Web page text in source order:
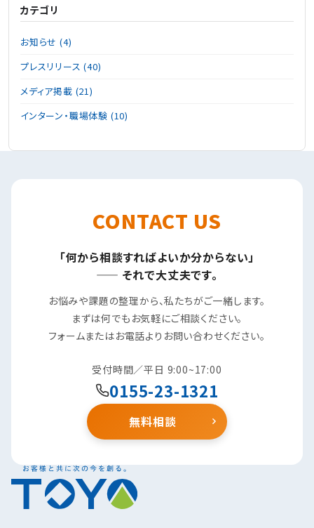
カテゴリ
お知らせ (4)
プレスリリース (40)
メディア掲載 (21)
インターン・職場体験 (10)
CONTACT US
「何から相談すればよいか分からない」
—— それで大丈夫です。
お悩みや課題の整理から、私たちがご一緒します。
まずは何でもお気軽にご相談ください。
フォームまたはお電話よりお問い合わせください。
受付時間／平日 9:00~17:00
0155-23-1321
無料相談